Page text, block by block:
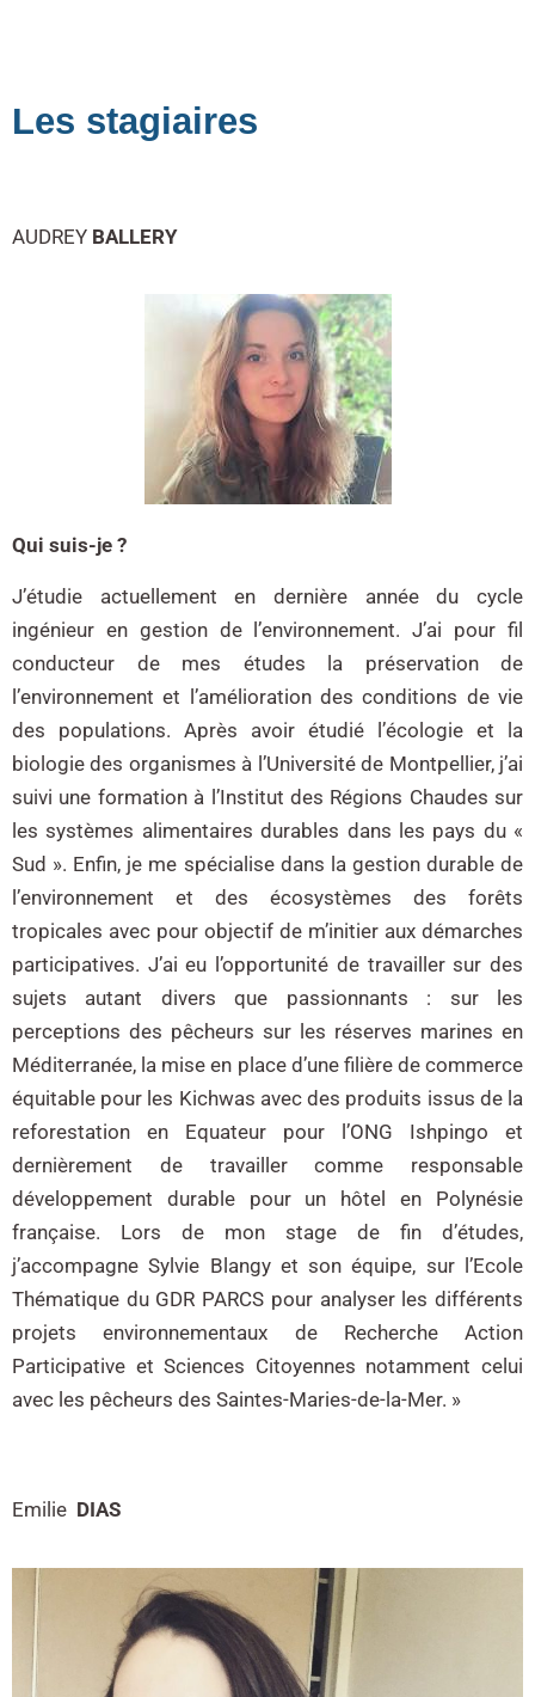
Les stagiaires
AUDREY BALLERY
Qui suis-je ?
J’étudie actuellement en dernière année du cycle
ingénieur en gestion de l’environnement. J’ai pour fil
conducteur de mes études la préservation de
l’environnement et l’amélioration des conditions de vie
des populations. Après avoir étudié l’écologie et la
biologie des organismes à l’Université de Montpellier, j’ai
suivi une formation à l’Institut des Régions Chaudes sur
les systèmes alimentaires durables dans les pays du «
Sud ». Enfin, je me spécialise dans la gestion durable de
l’environnement et des écosystèmes des forêts
tropicales avec pour objectif de m’initier aux démarches
participatives. J’ai eu l’opportunité de travailler sur des
sujets autant divers que passionnants : sur les
perceptions des pêcheurs sur les réserves marines en
Méditerranée, la mise en place d’une filière de commerce
équitable pour les Kichwas avec des produits issus de la
reforestation en Equateur pour l’ONG Ishpingo et
dernièrement de travailler comme responsable
développement durable pour un hôtel en Polynésie
française. Lors de mon stage de fin d’études,
j’accompagne Sylvie Blangy et son équipe, sur l’Ecole
Thématique du GDR PARCS pour analyser les différents
projets environnementaux de Recherche Action
Participative et Sciences Citoyennes notamment celui
avec les pêcheurs des Saintes-Maries-de-la-Mer. »
Emilie DIAS